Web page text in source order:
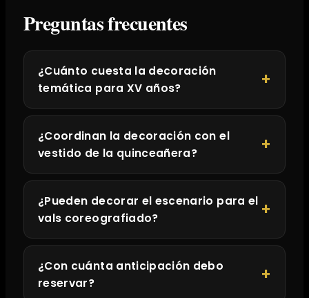
Preguntas frecuentes
¿Cuánto cuesta la decoración
temática para XV años?
¿Coordinan la decoración con el
vestido de la quinceañera?
¿Pueden decorar el escenario para el
vals coreografiado?
¿Con cuánta anticipación debo
reservar?